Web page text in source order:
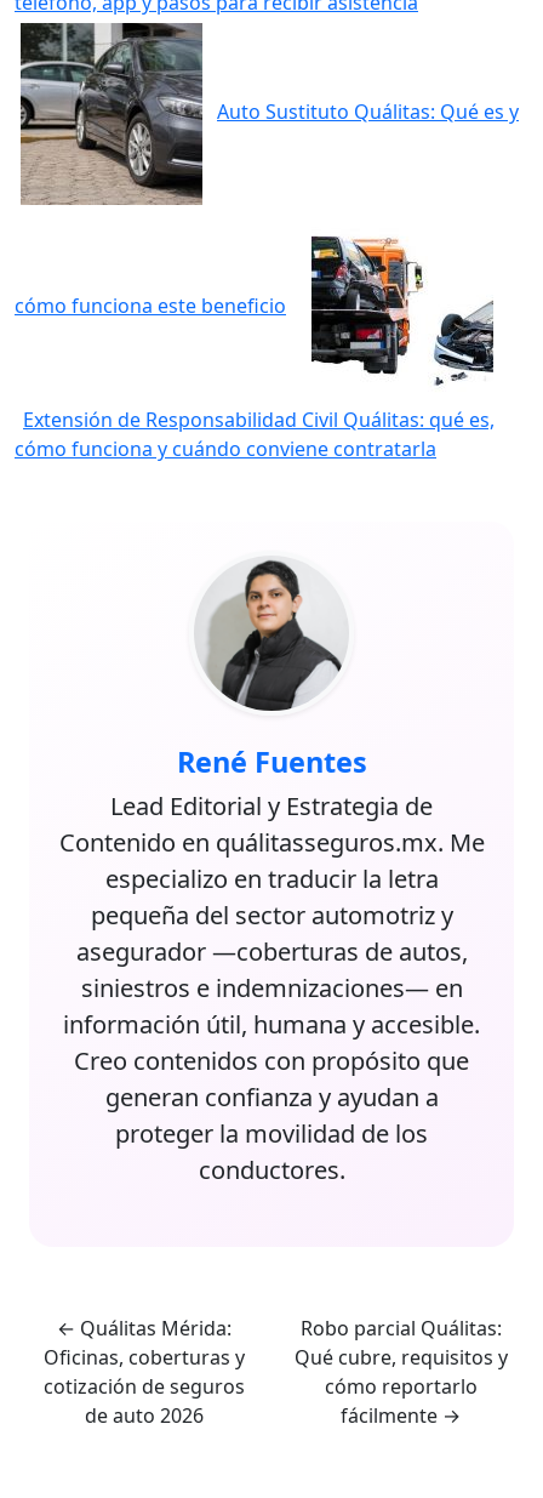
Auto Sustituto Quálitas: Qué es y
cómo funciona este beneficio
Extensión de Responsabilidad Civil Quálitas: qué es,
cómo funciona y cuándo conviene contratarla
René Fuentes
Lead Editorial y Estrategia de
Contenido en quálitasseguros.mx. Me
especializo en traducir la letra
pequeña del sector automotriz y
asegurador —coberturas de autos,
siniestros e indemnizaciones— en
información útil, humana y accesible.
Creo contenidos con propósito que
generan confianza y ayudan a
proteger la movilidad de los
conductores.
← Quálitas Mérida:
Oficinas, coberturas y
cotización de seguros
de auto 2026
Robo parcial Quálitas:
Qué cubre, requisitos y
cómo reportarlo
fácilmente →